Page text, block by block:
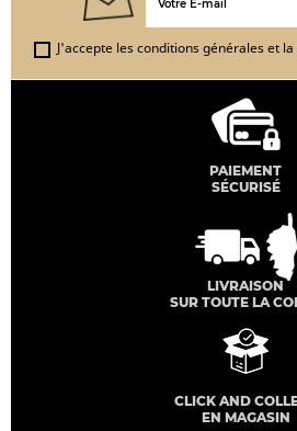
J'accepte les conditions générales et
PAIEMENT
SÉCURISÉ
LIVRAISON
SUR TOUTE LA
CLICK AND
EN MAGASIN